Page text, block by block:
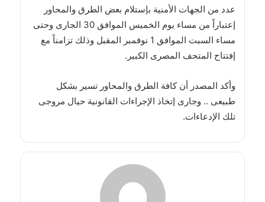
عدد من الجهات الأمنية بإستلام بعض الطرق والمحاور
إعتباراً من مساء يوم الخميس الموافق 30 الجارى وحتى
مساء السبت الموافق 1 نوفمبر المقبل وذلك تزامناً مع
إفتتاح المتحف المصرى الكبير.
وأكد المصدر أن كافة الطرق والمحاور تسير بشكل
طبيعى .. وجارى إتخاذ الإجراءات القانونية حيال مروجى
تلك الإدعاءات.